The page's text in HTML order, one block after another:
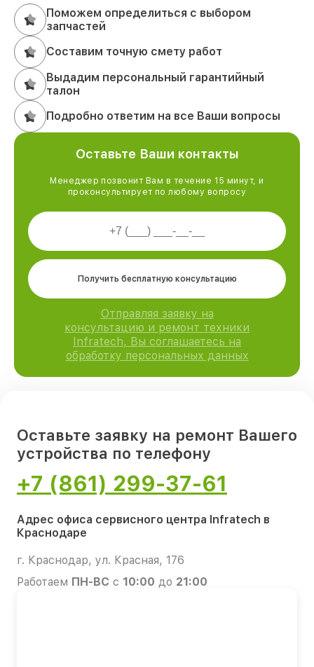
Поможем определиться с выбором
запчастей
Составим точную смету работ
Выдадим персональный гарантийный
талон
Подробно ответим на все Ваши вопросы
Оставьте Ваши контакты
Менеджер позвонит Вам в течение 15 минут, и
проконсультирует по любому вопросу
Получить бесплатную консультацию
Отправляя заявку на
консультацию и ремонт техники
Infratech, Вы соглашаетесь на
обработку персональных данных
Оставьте заявку на ремонт Вашего
устройства по телефону
+7 (861) 299-37-61
Адрес офиса сервисного центра Infratech в
Краснодаре
г. Краснодар, ул. Красная, 176
Работаем ПН-ВС с 10:00 до 21:00